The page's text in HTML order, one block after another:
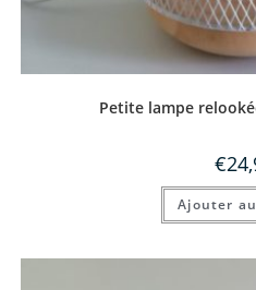
Petite lampe
€
Ajouter